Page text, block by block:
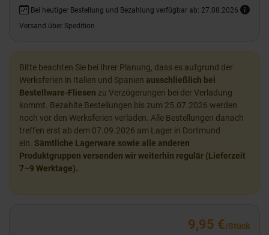
Bei heutiger Bestellung und Bezahlung verfügbar ab: 27.08.2026
Versand über Spedition
Bitte beachten Sie bei Ihrer Planung, dass es aufgrund der
Werksferien in Italien und Spanien ausschließlich bei
Bestellware-Fliesen zu Verzögerungen bei der Verladung
kommt. Bezahlte Bestellungen bis zum 25.07.2026 werden
noch vor den Werksferien verladen. Alle Bestellungen danach
treffen erst ab dem 07.09.2026 am Lager in Dortmund
ein. Sämtliche Lagerware sowie alle anderen
Produktgruppen versenden wir weiterhin regulär (Lieferzeit
7–9 Werktage).
9,95 €/Stück